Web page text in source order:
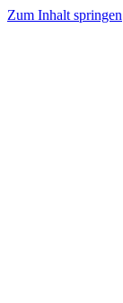
Zum Inhalt springen